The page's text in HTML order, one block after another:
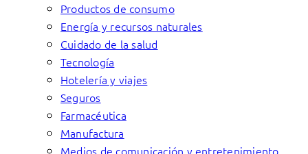
Productos de consumo
Energía y recursos naturales
Cuidado de la salud
Tecnología
Hotelería y viajes
Seguros
Farmacéutica
Manufactura
Medios de comunicación y entretenimiento